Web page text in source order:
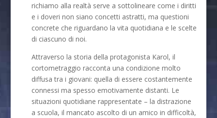
richiamo alla realtà serve a sottolineare come i diritti
e i doveri non siano concetti astratti, ma questioni
concrete che riguardano la vita quotidiana e le scelte
di ciascuno di noi.
Attraverso la storia della protagonista Karol, il
cortometraggio racconta una condizione molto
diffusa tra i giovani: quella di essere costantemente
connessi ma spesso emotivamente distanti. Le
situazioni quotidiane rappresentate – la distrazione
a scuola, il mancato ascolto di un amico in difficoltà,